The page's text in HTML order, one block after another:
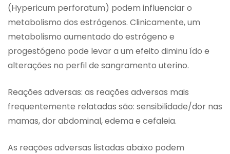
(Hypericum perforatum) podem influenciar o
metabolismo dos estrógenos. Clinicamente, um
metabolismo aumentado do estrógeno e
progestógeno pode levar a um efeito diminu ído e
alterações no perfil de sangramento uterino.
Reações adversas: as reações adversas mais
frequentemente relatadas são: sensibilidade/dor nas
mamas, dor abdominal, edema e cefaleia.
As reações adversas listadas abaixo podem